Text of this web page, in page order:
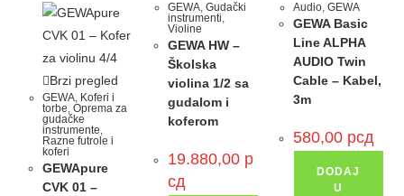
Brzi pregled
GEWA, Koferi i
torbe,Oprema za
gudačke
instrumente,
Razne futrole i
koferi
GEWApure
CVK 01 –
GEWA, Gudački
instrumenti,
Violine
GEWA HW –
Školska
violina 1/2 sa
gudalom i
koferom
19.880,00 р
сд
Audio, GEWA
GEWA Basic
Line ALPHA
AUDIO Twin
Cable – Kabel,
3m
580,00 рсд
DODAJ
U